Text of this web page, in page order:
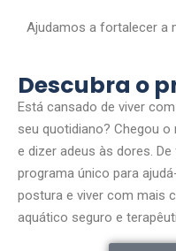
Ajudamos a fortalecer a
Descubra o
Está cansado de viver
seu quotidiano? Chegou o
e dizer adeus às dores.
programa único para
postura e viver com mais
aquático seguro e